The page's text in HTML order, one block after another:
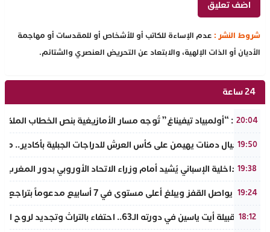
شروط النشر : عدم الإساءة للكاتب أو للأشخاص أو للمقدسات أو مهاجمة
الأديان أو الذات الإلهية، والابتعاد عن التحريض العنصري والشتائم.
24 ساعة
20:04
تفراوت: “أولمبياد تيفيناغ” تُوجه مسار الأمازيغية بنص الخطاب الملكي
19:50
نادي أجيال دمنات يهيمن على كأس العرش للدراجات الجبلية بأكادير..
19:38
وزير الداخلية الإسباني يُشيد أمام وزراء الاتحاد الأوروبي بدور
19:24
الذهب يواصل القفز ويبلغ أعلى مستوى في 7 أسابيع مدعوماً بتراجع الدولار وانخفاض عوائد السندات
18:12
ملتقى قبيلة أيت ياسين في دورته الـ63.. احتفاء بالتراث وتجديد لروح الانتماء الوطني